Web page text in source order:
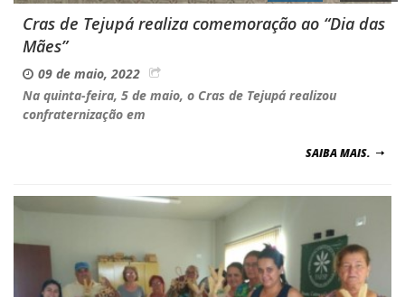
Cras de Tejupá realiza comemoração ao “Dia das
Mães”
09 de maio, 2022
Na quinta-feira, 5 de maio, o Cras de Tejupá realizou
confraternização em
SAIBA MAIS.